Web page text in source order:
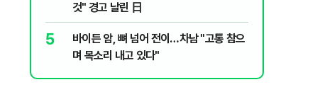
것" 경고 날린 日
5
바이든 암, 뼈 넘어 전이…차남 "고통 참으
며 목소리 내고 있다"